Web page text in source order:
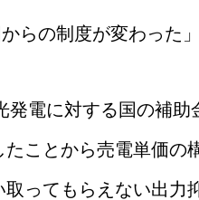
らの制度が変わった」
発電に対する国の補
たことから売電単価の
ってもらえない出力